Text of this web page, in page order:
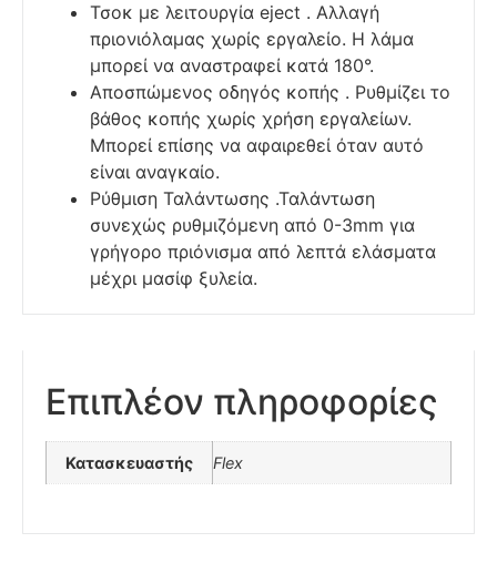
Τσοκ με λειτουργία eject . Αλλαγή
πριονιόλαμας χωρίς εργαλείο. Η λάμα
μπορεί να αναστραφεί κατά 180°.
Αποσπώμενος οδηγός κοπής . Ρυθμίζει το
βάθος κοπής χωρίς χρήση εργαλείων.
Μπορεί επίσης να αφαιρεθεί όταν αυτό
είναι αναγκαίο.
Ρύθμιση Ταλάντωσης .Ταλάντωση
συνεχώς ρυθμιζόμενη από 0-3mm για
γρήγορο πριόνισμα από λεπτά ελάσματα
μέχρι μασίφ ξυλεία.
Επιπλέον πληροφορίες
Κατασκευαστής Flex